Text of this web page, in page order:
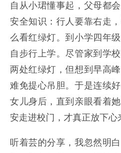
自从小珺懂事起，父母都
安全知识：行人要靠右走
么看红绿灯。到小学四年
自步行上学。尽管家到学
两处红绿灯，但想到早高
难免提心吊胆。于是连续
女儿身后，直到亲眼看着
安走进校门，才真正放下心
听着芸的分享，我忽然明